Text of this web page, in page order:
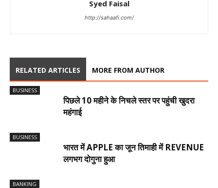
Syed Faisal
http://sahaafi.com/
RELATED ARTICLES MORE FROM AUTHOR
BUSINESS
पिछले 10 महीने के निचले स्तर पर पहुंची खुदरा
महंगाई
BUSINESS
भारत में APPLE का जून तिमाही में REVENUE
लगभग दोगुना हुआ
BANKING